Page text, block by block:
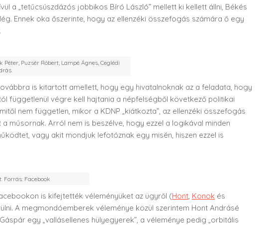
a „tetűcsúszdázós jobbikos Bíró László” mellett ki kellett állni, Békés
Ennek oka őszerinte, hogy az ellenzéki összefogás számára ő egy
Puzsér Róbert, Lampé Ágnes, Ceglédi
is kitartott amellett, hogy egy hivatalnoknak az a feladata, hogy
függetlenül végre kell hajtania a népfelségből következő politikai
nem független, mikor a KDNP „kiátkozta”, az ellenzéki összefogás
műsornak. Arról nem is beszélve, hogy ezzel a logikával minden
vagy akit mondjuk lefotóznak egy misén, hiszen ezzel is
Forrás: Facebook
is kifejtették véleményüket az ügyről (Hont, Konok és
A megmondóemberek véleménye közül szerintem Hont Andrásé
egy „vallásellenes hülyegyerek”, a véleménye pedig „orbitális